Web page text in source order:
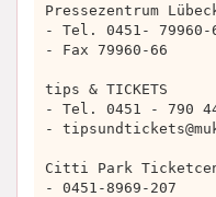
Pressezentrum
- Tel. 0451- 79960-
- Fax 79960-66
tips & TICKETS
- Tel. 0451 - 790
-
Citti Park
- 0451-8969-207